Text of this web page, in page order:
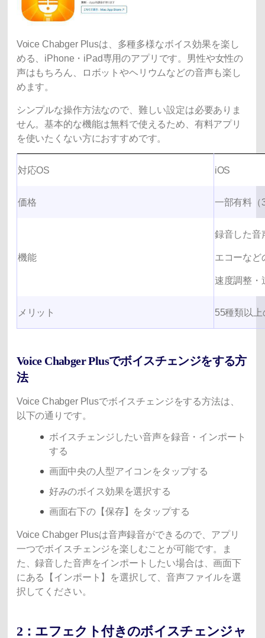
Voice Chabger Plusは、多種多様なボイス効果を楽し
める、iPhone・iPad専用のアプリです。男性や女性の
声はもちろん、ロボットやヘリウムなどの音声も楽し
めます。
シンプルな操作方法なので、難しい設定は必要ありま
せん。基本的な機能は無料で使えるため、有料アプリ
を使いたくない方におすすめです。
対応OS iOS
価格 一部有料（
機能
録音した音
エコーなど
速度調整・
メリット 55種類以
Voice Chabger Plusでボイスチェンジをする方
法
Voice Chabger Plusでボイスチェンジをする方法は、
以下の通りです。
ボイスチェンジしたい音声を録音・インポート
する
画面中央の人型アイコンをタップする
好みのボイス効果を選択する
画面右下の【保存】をタップする
Voice Chabger Plusは音声録音ができるので、アプリ
一つでボイスチェンジを楽しむことが可能です。ま
た、録音した音声をインポートしたい場合は、画面下
にある【インポート】を選択して、音声ファイルを選
択してください。
2：エフェクト付きのボイスチェンジャ